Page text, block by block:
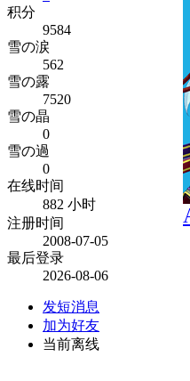
积分
9584
雪の涙
562
雪の露
7520
雪の晶
0
雪の過
0
在线时间
882 小时
注册时间
2008-07-05
最后登录
2026-08-06
发短消息
加为好友
当前离线